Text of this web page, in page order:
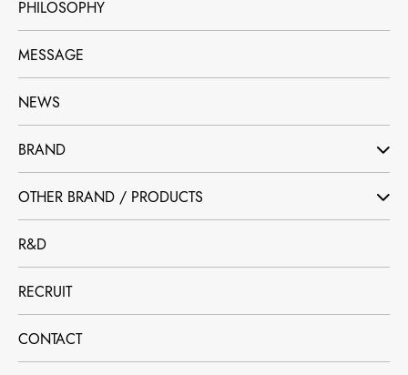
PHILOSOPHY
MESSAGE
NEWS
BRAND
OTHER BRAND / PRODUCTS
R&D
RECRUIT
CONTACT